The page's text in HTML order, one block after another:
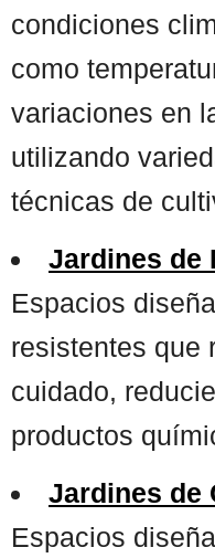
condiciones
como
variaciones en
utilizando
técnicas de
Jardines de
Espacios
resistentes que
cuidado,
productos
Jardines de
Espacios